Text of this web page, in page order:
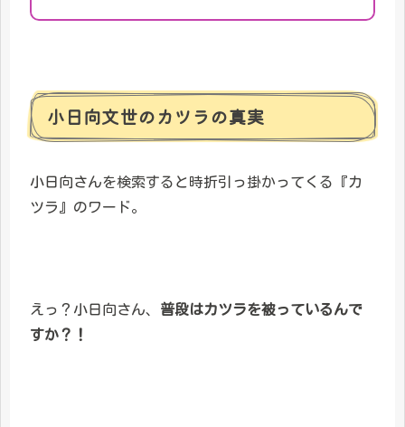
小日向文世のカツラの真実
小日向さんを検索すると時折引っ掛かってくる『カ
ツラ』のワード。
えっ？小日向さん、 普段はカツラを被っているんで
すか？！